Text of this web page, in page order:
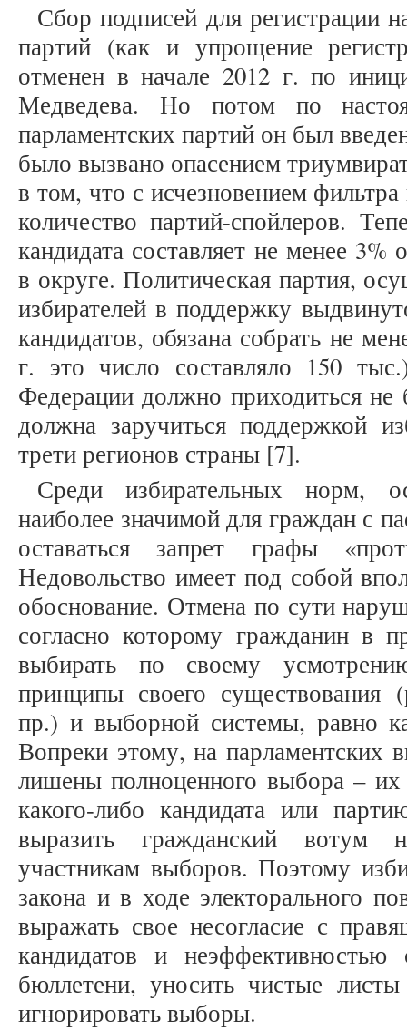
Сбор подписей для регистрации
партий (как и упрощение
отменен в начале 2012 г. по
Медведева. Но потом по
парламентских партий он был
было вызвано опасением
в том, что с исчезновением
количество партий-спойлеров.
кандидата составляет не менее 3%
в округе. Политическая партия,
избирателей в поддержку
кандидатов, обязана собрать не
г. это число составляло 150
Федерации должно приходиться не
должна заручиться поддержкой
трети регионов страны [7].
Среди избирательных норм,
наиболее значимой для граждан с
оставаться запрет графы
Недовольство имеет под собой
обоснование. Отмена по сути
согласно которому гражданин в
выбирать по своему
принципы своего существования
пр.) и выборной системы, равно
Вопреки этому, на парламентских
лишены полноценного выбора –
какого-либо кандидата или
выразить гражданский вотум
участникам выборов. Поэтому
закона и в ходе электорального
выражать свое несогласие с
кандидатов и
бюллетени, уносить чистые
игнорировать выборы.